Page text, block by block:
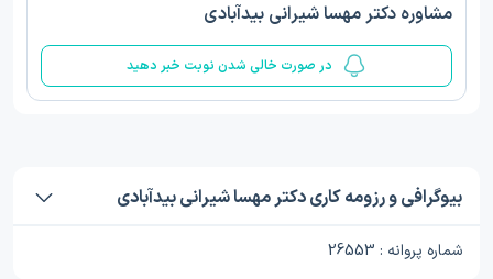
مشاوره دکتر مهسا شیرانی بیدآبادی
در صورت خالی شدن نوبت خبر دهید
بیوگرافی و رزومه کاری دکتر مهسا شیرانی بیدآبادی
شماره پروانه : 26553